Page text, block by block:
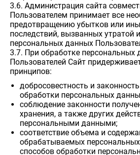
3.6. Администрация сайта
Пользователем принимает все
предотвращению убытков или
последствий, вызванных утратой
персональных данных
3.7. При обработке персональных
Пользователей Сайт
принципов:
добросовестность и
обработки персональных
соблюдение законности
хранения, а также других
персональными данными;
соответствие объема и
обрабатываемых
способов обработки